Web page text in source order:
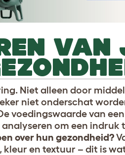
VAN
Niet alleen door
niet onderschat
voedingswaarde van
om een indruk
over hun gezondheid?
kleur en textuur – dit is